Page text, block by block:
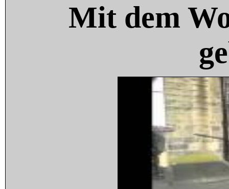
Mit dem